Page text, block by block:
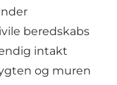
beredskabs
intakt
og muren